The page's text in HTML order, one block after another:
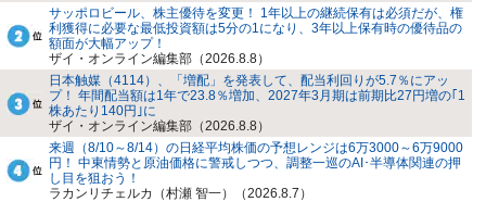
サッポロビール、株主優待を変更！ 1年以上の継続保有は必須だが、権
利獲得に必要な最低投資額は5分の1になり、3年以上保有時の優待品の
額面が大幅アップ！
ザイ・オンライン編集部（2026.8.8）
日本触媒（4114）、「増配」を発表して、配当利回りが5.7％にアッ
プ！ 年間配当額は1年で23.8％増加、2027年3月期は前期比27円増の｢1
株あたり140円｣に
ザイ・オンライン編集部（2026.8.8）
来週（8/10～8/14）の日経平均株価の予想レンジは6万3000～6万9000
円！ 中東情勢と原油価格に警戒しつつ、調整一巡のAI･半導体関連の押
し目を狙おう！
ラカンリチェルカ（村瀬 智一）（2026.8.7）